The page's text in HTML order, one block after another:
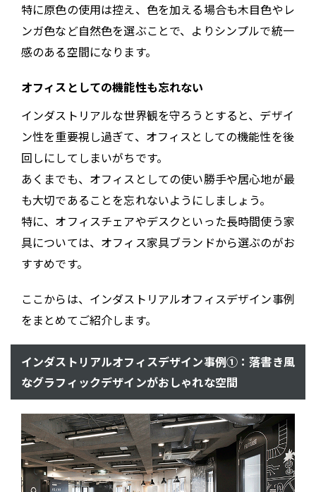
特に原色の使用は控え、色を加える場合も木目色やレ
ンガ色など自然色を選ぶことで、よりシンプルで統一
感のある空間になります。
オフィスとしての機能性も忘れない
インダストリアルな世界観を守ろうとすると、デザイ
ン性を重要視し過ぎて、オフィスとしての機能性を後
回しにしてしまいがちです。
あくまでも、オフィスとしての使い勝手や居心地が最
も大切であることを忘れないようにしましょう。
特に、オフィスチェアやデスクといった長時間使う家
具については、オフィス家具ブランドから選ぶのがお
すすめです。
ここからは、インダストリアルオフィスデザイン事例
をまとめてご紹介します。
インダストリアルオフィスデザイン事例①：落書き風
なグラフィックデザインがおしゃれな空間